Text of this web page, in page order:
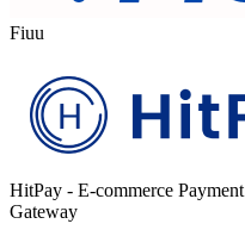
Fiuu
HitPay - E-commerce Payment
Gateway